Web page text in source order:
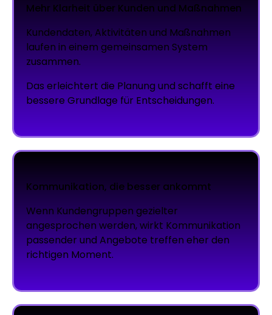
Mehr Klarheit über Kunden und Maßnahmen
Kundendaten, Aktivitäten und Maßnahmen
laufen in einem gemeinsamen System
zusammen.
Das erleichtert die Planung und schafft eine
bessere Grundlage für Entscheidungen.
Kommunikation, die besser ankommt
Wenn Kundengruppen gezielter
angesprochen werden, wirkt Kommunikation
passender und Angebote treffen eher den
richtigen Moment.